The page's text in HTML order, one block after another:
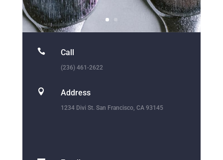
 Call
(236) 461-2622
 Address
1234 Divi St. San Francisco, CA 93145